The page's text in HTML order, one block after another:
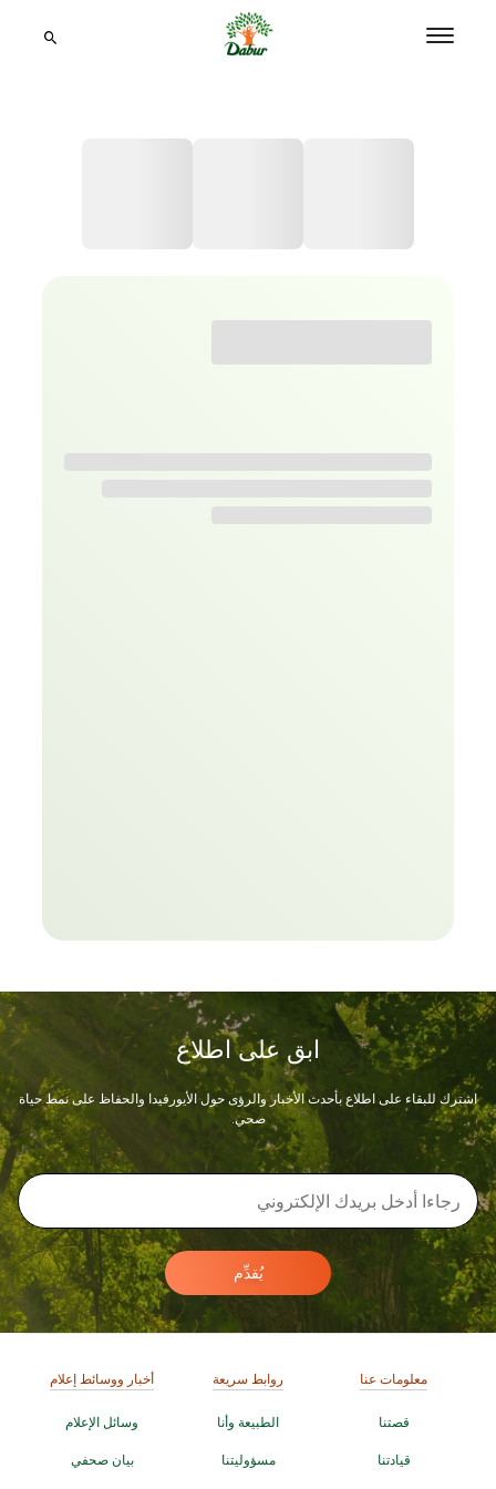
ابق على اطلاع
اشترك للبقاء على اطلاع بأحدث الأخبار والرؤى حول الأيورفيدا والحفاظ على نمط حياة
صحي.
يُقدِّم
معلومات عنا
قصتنا
قيادتنا
روابط سريعة
الطبيعة وأنا
مسؤوليتنا
أخبار ووسائط إعلام
وسائل الإعلام
بيان صحفي